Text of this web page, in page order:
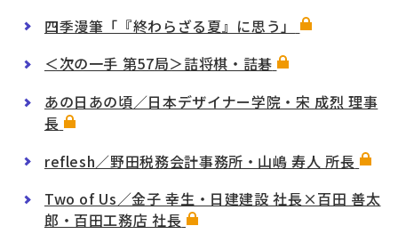
四季漫筆「『終わらざる夏』に思う」
＜次の一手 第57局＞詰将棋・詰碁
あの日あの頃／日本デザイナー学院・宋 成烈 理事
長
reflesh／野田税務会計事務所・山嶋 寿人 所長
Two of Us／金子 幸生・日建建設 社長×百田 善太
郎・百田工務店 社長